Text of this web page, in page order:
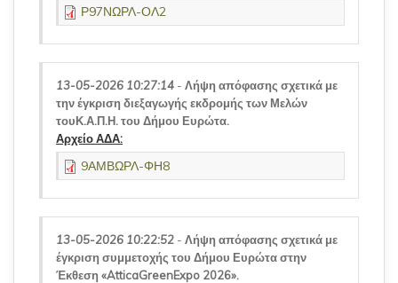
Ρ97ΝΩΡΛ-ΟΛ2
13-05-2026 10:27:14 - Λήψη απόφασης σχετικά με
την έγκριση διεξαγωγής εκδρομής των Μελών
τουΚ.Α.Π.Η. του Δήμου Ευρώτα.
Αρχείο ΑΔΑ:
9ΑΜΒΩΡΛ-ΦΗ8
13-05-2026 10:22:52 - Λήψη απόφασης σχετικά με
έγκριση συμμετοχής του Δήμου Ευρώτα στην
Έκθεση «AtticaGreenExpo 2026».